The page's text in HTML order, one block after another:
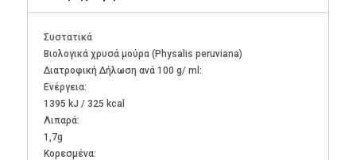
Συστατικά
Βιολογικά χρυσά μούρα (Physalis peruviana)
Διατροφική Δήλωση ανά 100 g/ ml:
Ενέργεια:
1395 kJ / 325 kcal
Λιπαρά:
1,7g
Kορεσμένα: